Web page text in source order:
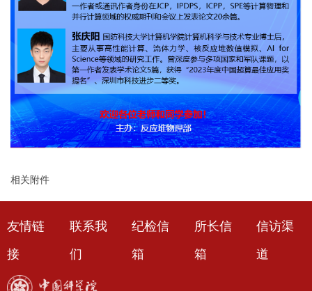
相关附件
友情链
接
联系我
们
纪检信
箱
所长信
箱
信访渠
道